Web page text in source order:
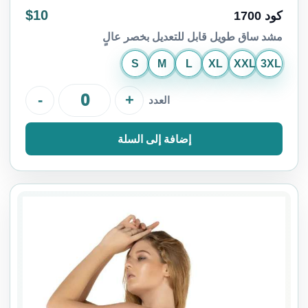
كود 1700 $10
مشد ساق طويل قابل للتعديل بخصر عالٍ
S M L XL XXL 3XL
العدد - +
إضافة إلى السلة